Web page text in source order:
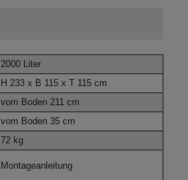
2000 Liter
H 233 x B 115 x T 115 cm
vom Boden 211 cm
vom Boden 35 cm
72 kg
Montageanleitung